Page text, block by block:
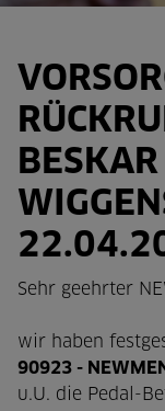
Sehr geehrter
wir haben
90923 -
u.U. die Pedal-